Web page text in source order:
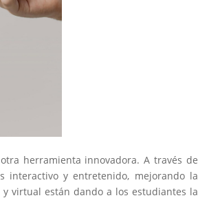
herramienta innovadora. A través de
interactivo y entretenido, mejorando la
virtual están dando a los estudiantes la